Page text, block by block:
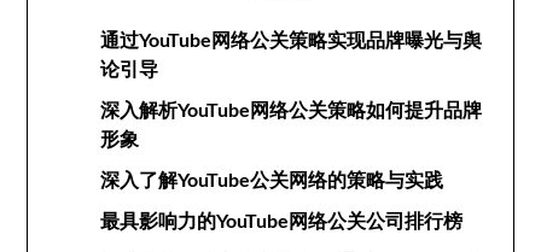
通过YouTube网络公关策略实现品牌曝光与舆
论引导
深入解析YouTube网络公关策略如何提升品牌
形象
深入了解YouTube公关网络的策略与实践
最具影响力的YouTube网络公关公司排行榜